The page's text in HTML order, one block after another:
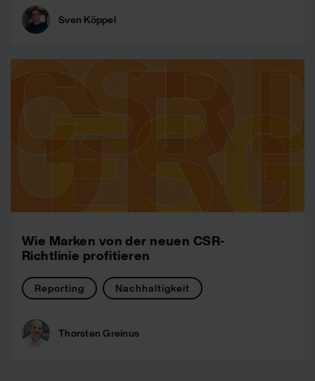
Sven Köppel
Wie Marken von der neuen CSR-
Richtlinie profitieren
Reporting Nachhaltigkeit
Thorsten Greinus